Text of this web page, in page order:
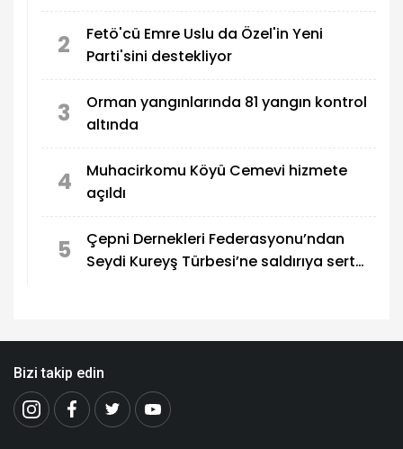
2
Fetö'cü Emre Uslu da Özel'in Yeni
Parti'sini destekliyor
3
Orman yangınlarında 81 yangın kontrol
altında
4
Muhacirkomu Köyü Cemevi hizmete
açıldı
5
Çepni Dernekleri Federasyonu’ndan
Seydi Kureyş Türbesi’ne saldırıya sert
Bizi takip edin